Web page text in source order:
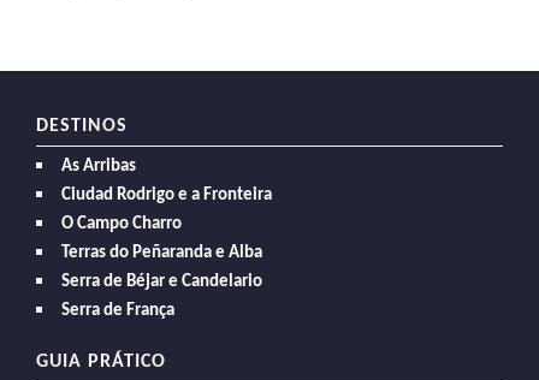
DESTINOS
As Arribas
Ciudad Rodrigo e a Fronteira
O Campo Charro
Terras do Peñaranda e Alba
Serra de Béjar e Candelario
Serra de França
GUIA PRÁTICO